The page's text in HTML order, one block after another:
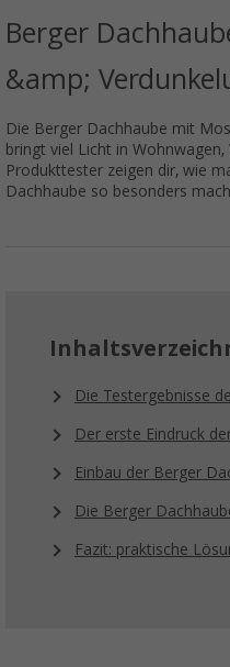
Berger
&amp;
Die Berger Dachhaube mit
bringt viel Licht in
Produkttester zeigen dir, wie
Dachhaube so besonders
Die Testergebnisse
Der erste Eindruck
Einbau der Berger
Die Berger
Fazit: praktische